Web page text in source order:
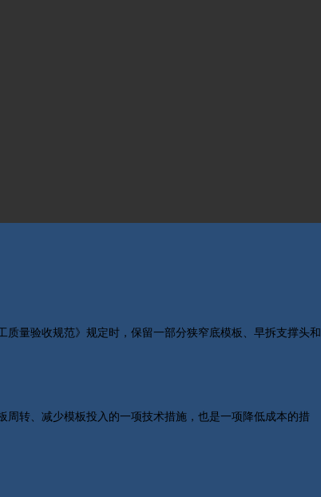
量验收规范》规定时，保留一部分狭窄底模板、早拆支撑头和
转、减少模板投入的一项技术措施，也是一项降低成本的措